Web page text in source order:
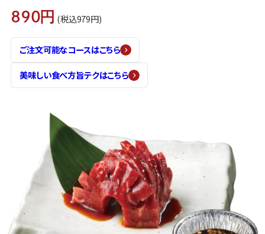
890円 (税込979円)
ご注文可能なコースはこちら
美味しい食べ方旨テクはこちら